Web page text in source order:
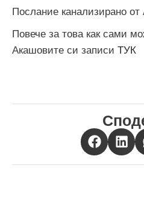
Послание канализирано
Повече за това как сами
Акашовите си записи ТУК